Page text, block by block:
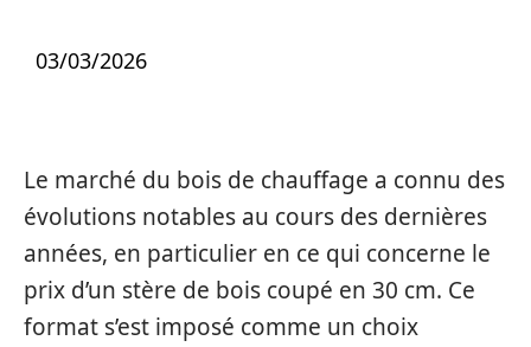
03/03/2026
Le marché du bois de chauffage a connu des
évolutions notables au cours des dernières
années, en particulier en ce qui concerne le
prix d’un stère de bois coupé en 30 cm. Ce
format s’est imposé comme un choix